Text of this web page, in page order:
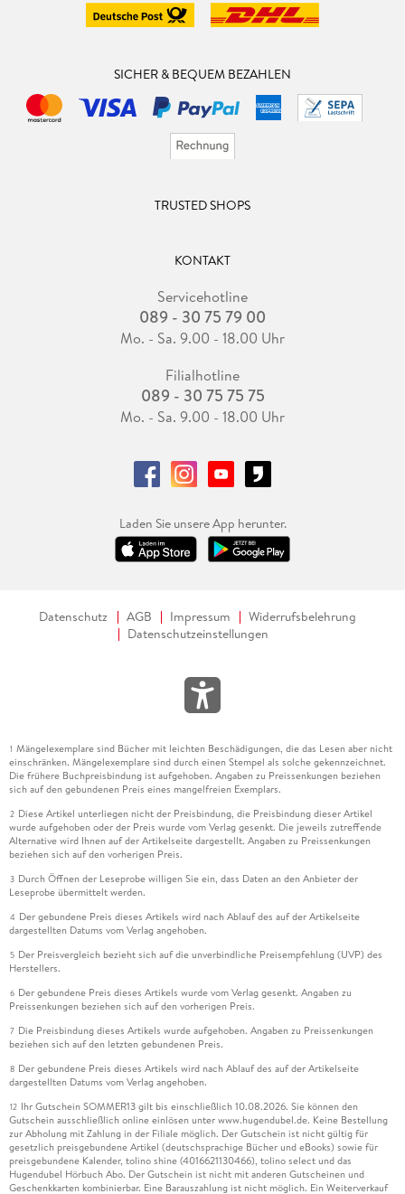
SICHER & BEQUEM BEZAHLEN
TRUSTED SHOPS
KONTAKT
Servicehotline
089 - 30 75 79 00
Mo. - Sa. 9.00 - 18.00 Uhr
Filialhotline
089 - 30 75 75 75
Mo. - Sa. 9.00 - 18.00 Uhr
Laden Sie unsere App herunter.
Datenschutz AGB Impressum
Widerrufsbelehrung
Datenschutzeinstellungen
1 Mängelexemplare sind Bücher mit leichten Beschädigungen, die das Lesen aber nicht
einschränken. Mängelexemplare sind durch einen Stempel als solche gekennzeichnet.
Die frühere Buchpreisbindung ist aufgehoben. Angaben zu Preissenkungen beziehen
sich auf den gebundenen Preis eines mangelfreien Exemplars.
2 Diese Artikel unterliegen nicht der Preisbindung, die Preisbindung dieser Artikel
wurde aufgehoben oder der Preis wurde vom Verlag gesenkt. Die jeweils zutreffende
Alternative wird Ihnen auf der Artikelseite dargestellt. Angaben zu Preissenkungen
beziehen sich auf den vorherigen Preis.
3 Durch Öffnen der Leseprobe willigen Sie ein, dass Daten an den Anbieter der
Leseprobe übermittelt werden.
4 Der gebundene Preis dieses Artikels wird nach Ablauf des auf der Artikelseite
dargestellten Datums vom Verlag angehoben.
5 Der Preisvergleich bezieht sich auf die unverbindliche Preisempfehlung (UVP) des
Herstellers.
6 Der gebundene Preis dieses Artikels wurde vom Verlag gesenkt. Angaben zu
Preissenkungen beziehen sich auf den vorherigen Preis.
7 Die Preisbindung dieses Artikels wurde aufgehoben. Angaben zu Preissenkungen
beziehen sich auf den letzten gebundenen Preis.
8 Der gebundene Preis dieses Artikels wird nach Ablauf des auf der Artikelseite
dargestellten Datums vom Verlag angehoben.
12 Ihr Gutschein SOMMER13 gilt bis einschließlich 10.08.2026. Sie können den
Gutschein ausschließlich online einlösen unter www.hugendubel.de. Keine Bestellung
zur Abholung mit Zahlung in der Filiale möglich. Der Gutschein ist nicht gültig für
gesetzlich preisgebundene Artikel (deutschsprachige Bücher und eBooks) sowie für
preisgebundene Kalender, tolino shine (4016621130466), tolino select und das
Hugendubel Hörbuch Abo. Der Gutschein ist nicht mit anderen Gutscheinen und
Geschenkkarten kombinierbar. Eine Barauszahlung ist nicht möglich. Ein Weiterverkauf